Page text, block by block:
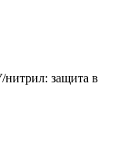
защита в